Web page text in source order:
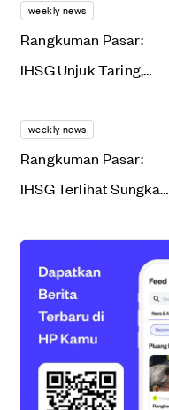
Kena Pingpong
weekly news
Rangkuman Pasar:
IHSG Unjuk Taring,
weekly news
Rangkuman Pasar:
IHSG Terlihat Sungkan,
Elegan